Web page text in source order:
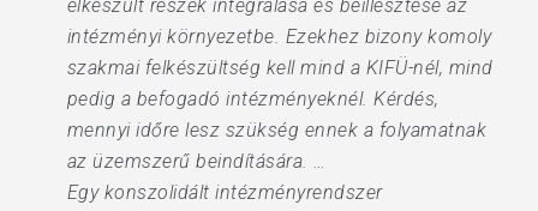
elkészült részek integrálása és beillesztése az
intézményi környezetbe. Ezekhez bizony komoly
szakmai felkészültség kell mind a KIFÜ-nél, mind
pedig a befogadó intézményeknél. Kérdés,
mennyi időre lesz szükség ennek a folyamatnak
az üzemszerű beindítására. …
Egy konszolidált intézményrendszer